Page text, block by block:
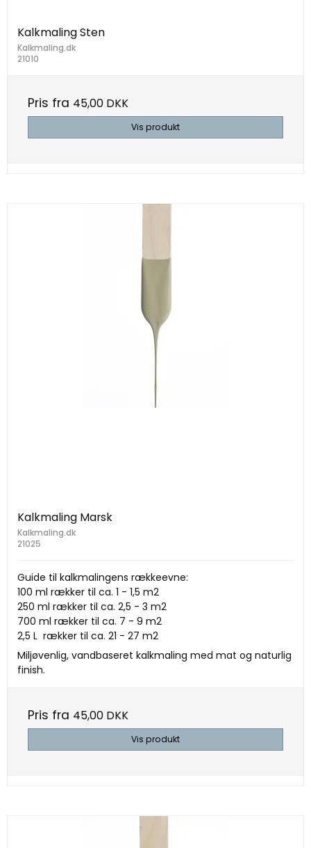
Kalkmaling Sten
Kalkmaling.dk
21010
Pris fra 45,00 DKK
Vis produkt
Kalkmaling Marsk
Kalkmaling.dk
21025
Guide til kalkmalingens rækkeevne:
100 ml rækker til ca. 1 - 1,5 m2
250 ml rækker til ca. 2,5 - 3 m2
700 ml rækker til ca. 7 - 9 m2
2,5 L rækker til ca. 21 - 27 m2
Miljøvenlig, vandbaseret kalkmaling med mat og naturlig
finish.
Pris fra 45,00 DKK
Vis produkt